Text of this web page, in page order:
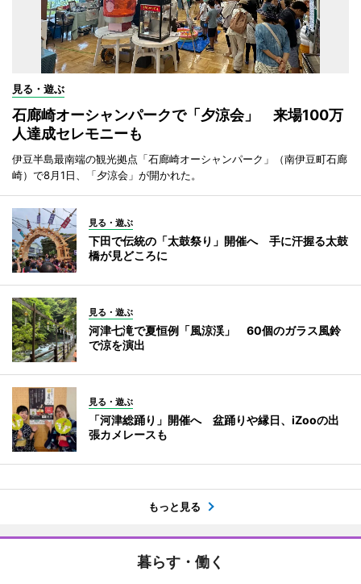
見る・遊ぶ
石廊崎オーシャンパークで「夕涼会」 来場100万
人達成セレモニーも
伊豆半島最南端の観光拠点「石廊崎オーシャンパーク」（南伊豆町石廊
崎）で8月1日、「夕涼会」が開かれた。
見る・遊ぶ
下田で伝統の「太鼓祭り」開催へ 手に汗握る太鼓
橋が見どころに
見る・遊ぶ
河津七滝で夏恒例「風涼渓」 60個のガラス風鈴
で涼を演出
見る・遊ぶ
「河津総踊り」開催へ 盆踊りや縁日、iZooの出
張カメレースも
もっと見る
暮らす・働く